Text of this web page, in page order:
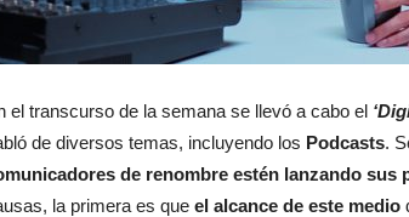
el transcurso de la semana se llevó a cabo el
de diversos temas, incluyendo los Podcasts.
de renombre estén lanzando sus
la primera es que el alcance de este medio